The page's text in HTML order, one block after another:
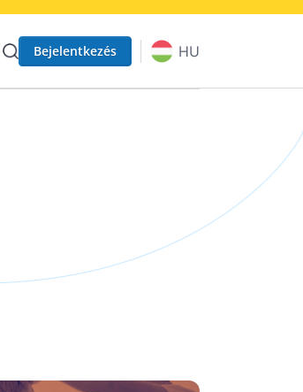
Bejelentkezés HU